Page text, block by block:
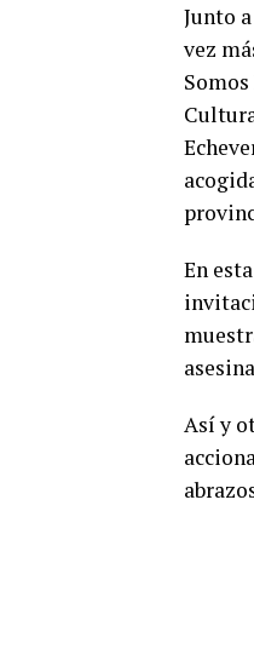
Junto
vez
En
Así y